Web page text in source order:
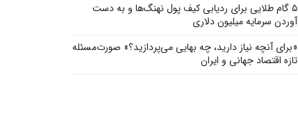
۵ گام طلایی برای ردیابی کیف پول‌ نهنگ‌ها و به دست
آوردن سرمایه میلیون دلاری
«برای آنچه نیاز دارید، چه بهایی می‌پردازید؟» صورت‌مسئله
تازه اقتصاد جهانی و ایران